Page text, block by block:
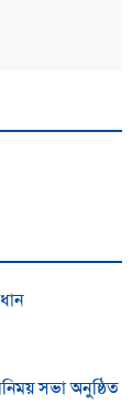
সভা অনুষ্ঠিত